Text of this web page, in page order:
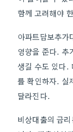
함께 고려해야
아파트담보추
영향을 준다. 추
생길 수도 있다.
를 확인하자. 실
달라진다.
비상대출의 금